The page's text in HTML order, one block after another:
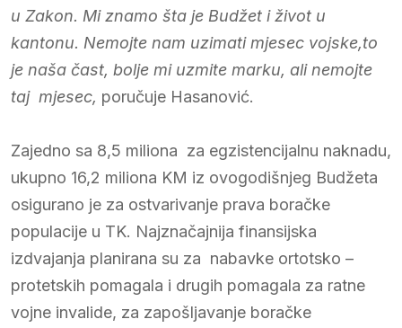
u Zakon. Mi znamo šta je Budžet i život u
kantonu. Nemojte nam uzimati mjesec vojske,to
je naša čast, bolje mi uzmite marku, ali nemojte
taj mjesec, poručuje Hasanović.
Zajedno sa 8,5 miliona za egzistencijalnu naknadu,
ukupno 16,2 miliona KM iz ovogodišnjeg Budžeta
osigurano je za ostvarivanje prava boračke
populacije u TK. Najznačajnija finansijska
izdvajanja planirana su za nabavke ortotsko –
protetskih pomagala i drugih pomagala za ratne
vojne invalide, za zapošljavanje boračke